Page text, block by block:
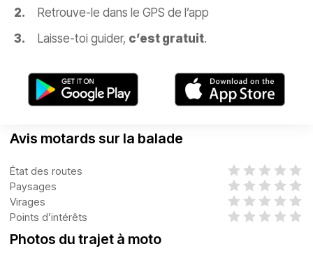
Retrouve-le dans le GPS de l’app
Laisse-toi guider, c’est gratuit.
Avis motards sur la balade
État des routes
Paysages
Virages
Points d’intérêts
Photos du trajet à moto